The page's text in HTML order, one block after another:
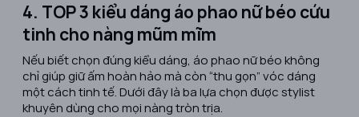
4. TOP 3 kiểu dáng áo phao nữ béo cứu
tinh cho nàng mũm mĩm
Nếu biết chọn đúng kiểu dáng, áo phao nữ béo không
chỉ giúp giữ ấm hoàn hảo mà còn “thu gọn” vóc dáng
một cách tinh tế. Dưới đây là ba lựa chọn được stylist
khuyên dùng cho mọi nàng tròn trịa.